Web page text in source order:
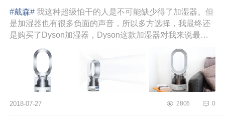
#戴森# 我这种超级怕干的人是不可能缺少得了加湿器。但
是加湿器也有很多负面的声音，所以多方选择，我最终还
是购买了Dyson加湿器，Dyson这款加湿器对我来说最大
2018-07-27 2806 0